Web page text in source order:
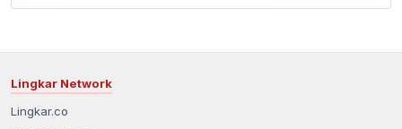
Lingkar Network
Lingkar.co